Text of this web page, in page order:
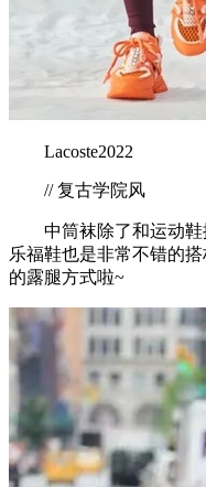
Lacoste2022
// 复古学院风
中筒袜除了和运动鞋
乐福鞋也是非常不错的
的露腿方式啦~